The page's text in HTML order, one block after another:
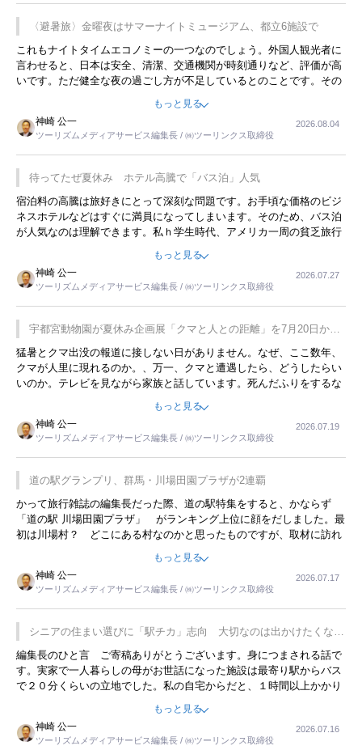
〈避暑旅〉金曜夜はサマーナイトミュージアム、都立6施設で
これもナイトタイムエコノミーの一つなのでしょう。外国人観光者に
言わせると、日本は安全、清潔、交通機関が時刻通りなど、評価が高
いです。ただ健全な夜の過ごし方が不足しているとのことです。その
ような意味で、金曜夜にこのようなイベントが行われれば、日本人に
限らず外国人にとっても楽しみが増えるでしょうね。
もっと見る
神崎 公一
ツーリズムメディアサービス編集長 / ㈱ツーリンクス取締役
2026.08.04
待ってたぜ夏休み ホテル高騰で「バス泊」人気
宿泊料の高騰は旅好きにとって深刻な問題です。お手頃な価格のビジ
ネスホテルなどはすぐに満員になってしまいます。そのため、バス泊
が人気なのは理解できます。私ｈ学生時代、アメリカ一周の貧乏旅行
をした時は、移動はグレイハウンドバスでした。夕方から夜の便を利
用してホテル代を浮かせていました。ただし、若いからできたことで
す。若い人が夜行バスで京都に行った、青森に行ったと聞くと、疲れ
が残らないのかなと思ってしまいます。
もっと見る
神崎 公一
ツーリズムメディアサービス編集長 / ㈱ツーリンクス取締役
2026.07.27
宇都宮動物園が夏休み企画展「クマと人との距離」を7月20日から
開催
猛暑とクマ出没の報道に接しない日がありません。なぜ、ここ数年、
クマが人里に現れるのか。、万一、クマと遭遇したら、どうしたらい
いのか。テレビを見ながら家族と話しています。死んだふりをするな
んてことは、冗談でもいえません。そんな中で、この企画展はタイム
もっと見る
神崎 公一
ツーリズムメディアサービス編集長 / ㈱ツーリンクス取締役
2026.07.19
道の駅グランプリ、群馬・川場田園プラザが2連覇
かって旅行雑誌の編集長だった際、道の駅特集をすると、かならず
「道の駅 川場田園プラザ」 がランキング上位に顔をだしました。最
初は川場村？ どこにある村なのかと思ったものですが、取材に訪れ
永井 彰一社長にインタビューしたら、興味深い話が次々が飛び出しま
した。プレゼンも巧みで、今でも思い出すことが２つあります。一つ
は、従業員に東京ディズニーランドを見学させ、サービス業、接客業
の何かを理解してもらっていることです。 もう一つは1800円もする
プレミアムヨーグルトを販売するにあたり、社内に懸念もあったそう
です。永井社長は、駐車場に都内ナンバーの高級外車が停まっている
ことに目をつけ、高級商品でも売れると確信したそうです。今回の記
事を懐かしく読みました。
もっと見る
神崎 公一
ツーリズムメディアサービス編集長 / ㈱ツーリンクス取締役
2026.07.17
シニアの住まい選びに「駅チカ」志向 大切なのは出かけたくなる
暮らし
編集長のひと言 ご寄稿ありがとうございます。身につまされる話で
す。実家で一人暮らしの母がお世話になった施設は最寄り駅からバス
で２０分くらいの立地でした。私の自宅からだと、１時間以上かかり
ました。母の住まいから近いという理由で、その施設を選択したので
すが、私と妹にとっては、半日仕事ででした。シニアの住まい選び
は、当人だけではなく、世話をする家族の足の便も考えない外池ない
と思いました。
もっと見る
神崎 公一
ツーリズムメディアサービス編集長 / ㈱ツーリンクス取締役
2026.07.16